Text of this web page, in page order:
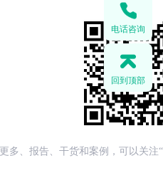
更多、报告、干货和案例，可以关注
电话咨询
回到顶部